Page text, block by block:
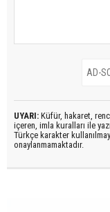
UYARI: Küfür, hakaret,
içeren, imla kuralları ile
Türkçe karakter
onaylanmamaktadır.